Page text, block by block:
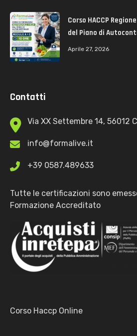
Corso HACCP
del Piano di
Aprile 27, 2026
Contatti
Via XX Settembre 14, 56012
info@formalive.it
+39 0587.489633
Tutte le certificazioni sono
Formazione Accreditato
Corso Haccp Online